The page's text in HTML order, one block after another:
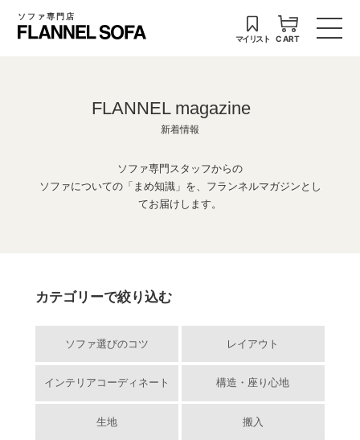
ソファ専門店
マイリスト CART
FLANNEL magazine
新着情報
ソファ専門スタッフからの
ソファについての「まめ知識」を、フランネルマガジンとし
てお届けします。
カテゴリーで絞り込む
ソファ選びのコツ レイアウト
インテリアコーディネート 構造・座り心地
生地 搬入